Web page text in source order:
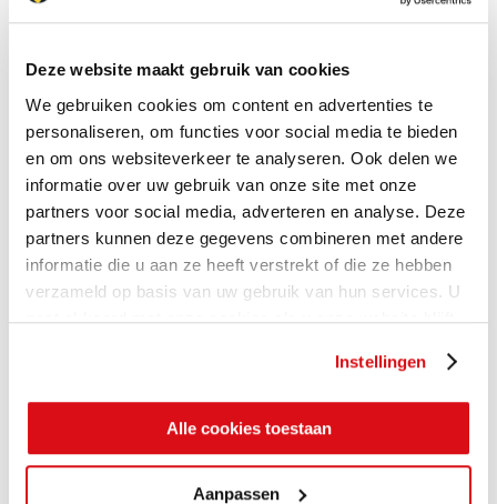
Deze website maakt gebruik van cookies
We gebruiken cookies om content en advertenties te
personaliseren, om functies voor social media te bieden
en om ons websiteverkeer te analyseren. Ook delen we
informatie over uw gebruik van onze site met onze
partners voor social media, adverteren en analyse. Deze
partners kunnen deze gegevens combineren met andere
informatie die u aan ze heeft verstrekt of die ze hebben
verzameld op basis van uw gebruik van hun services. U
gaat akkoord met onze cookies als u onze website blijft
Instellingen
Alle cookies toestaan
Aanpassen